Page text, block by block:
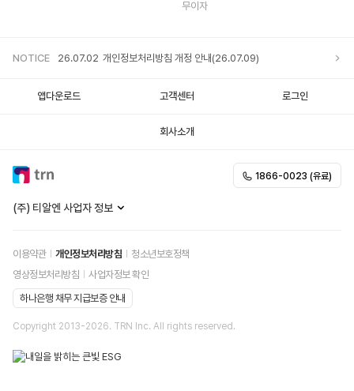
무이자
NOTICE 26.07.02 개인정보처리방침 개정 안내(26.07.09)
25.12.05 개인정보처리방침 개정 안내
개인정보처리방침 개정 안내
앱다운로드 고객센터 로그인
회사소개
(주) 티알엔 사업자 정보
이용약관 개인정보처리방침
청소년보호정책
영상정보처리방침
사업자정보 확인
하나은행 채무 지급보증 안내
Copyright 2013-2026. TRN Inc. All rights reserved.
1866-0023 (유료)